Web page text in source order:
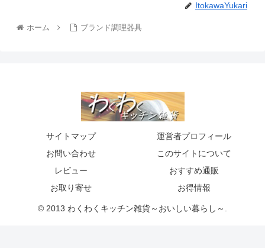
ItokawaYukari
ホーム ブランド調理器具
サイトマップ
運営者プロフィール
お問い合わせ
このサイトについて
レビュー
おすすめ通販
お取り寄せ
お得情報
© 2013 わくわくキッチン雑貨～おいしい暮らし～.